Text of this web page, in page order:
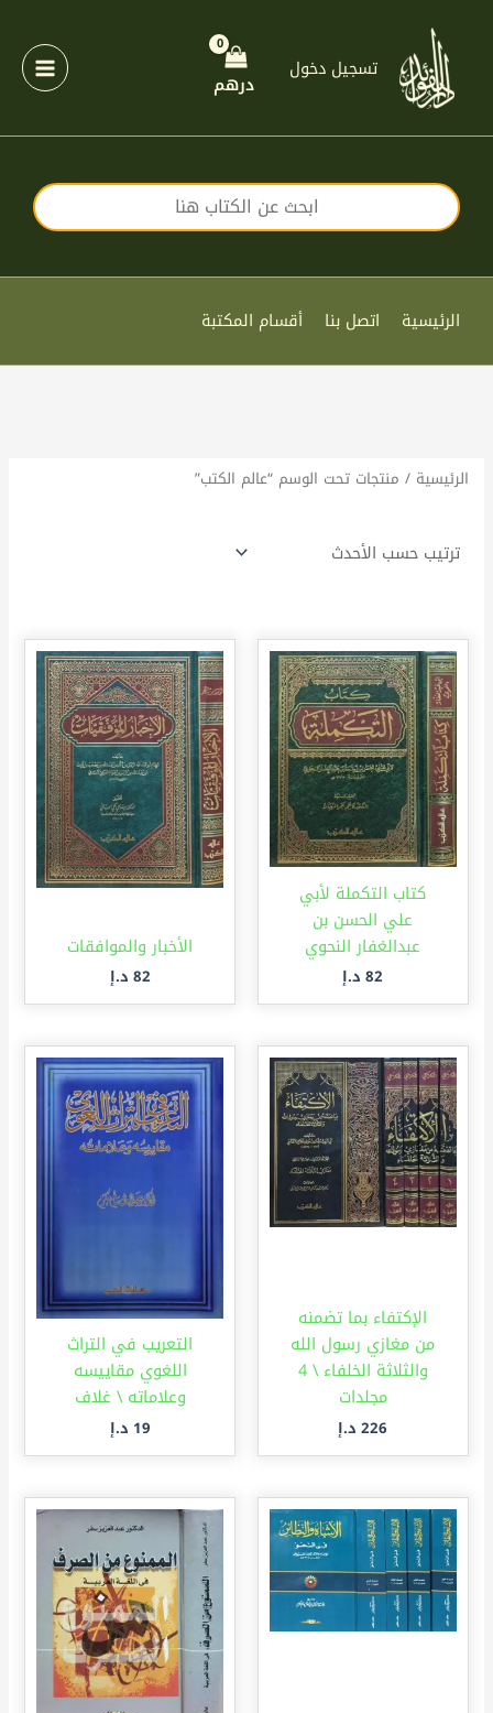
المحتوى
تسجيل دخول
درهم
الرئيسية اتصل بنا أقسام المكتبة
الرئيسية / منتجات تحت الوسم “عالم الكتب”
كتاب التكملة لأبي
علي الحسن بن
عبدالغفار النحوي
82 د.إ
الأخبار والموافقات
82 د.إ
الإكتفاء بما تضمنه
من مغازي رسول الله
والثلاثة الخلفاء \ 4
مجلدات
226 د.إ
التعريب في التراث
اللغوي مقاييسه
وعلاماته \ غلاف
19 د.إ